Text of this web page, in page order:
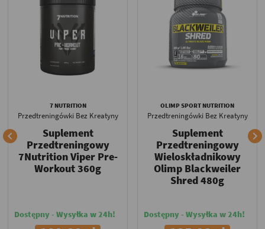

7 NUTRITION
Przedtreningówki Bez Kreatyny
Suplement
Przedtreningowy
7Nutrition Viper Pre-
Workout 360g
Dostępny - Wysyłka w 24h!
OLIMP SPORT NUTRITION
Przedtreningówki Bez Kreatyny
Suplement
Przedtreningowy
Wieloskładnikowy
Olimp Blackweiler
Shred 480g
Dostępny - Wysyłka w 24h!
